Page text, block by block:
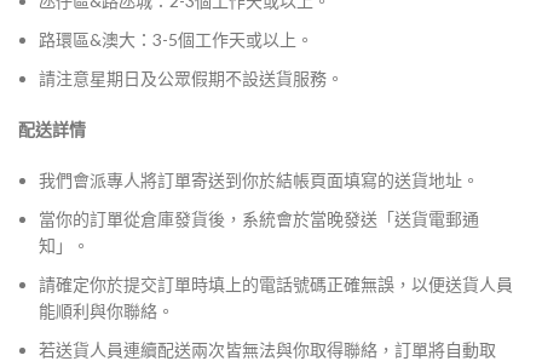
路環區&澳大：3-5個工作天或以上。
請注意星期日及公眾假期不設送貨服務。
配送詳情
我們會派專人將訂單寄送到你於結帳頁面填寫的送貨地址。
當你的訂單從倉庫發貨後，系統會於當晚發送「送貨電郵通
知」。
請確定你於提交訂單時填上的電話號碼正確無誤，以便送貨人員
能順利與你聯絡。
若送貨人員連續配送兩次皆無法與你取得聯絡，訂單將自動取